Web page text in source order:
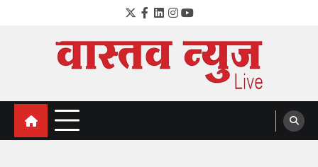
Twitter
Facebook
LinkedIn
Instagram
YouTube
VastavNEWSLive.com
a leading NEWS portal of Maharahstra